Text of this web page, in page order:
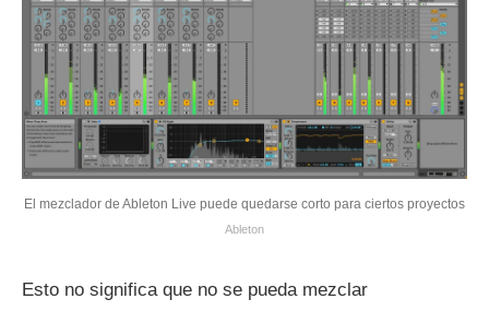
El mezclador de Ableton Live puede quedarse corto para ciertos proyectos
Ableton
Esto no significa que no se pueda mezclar